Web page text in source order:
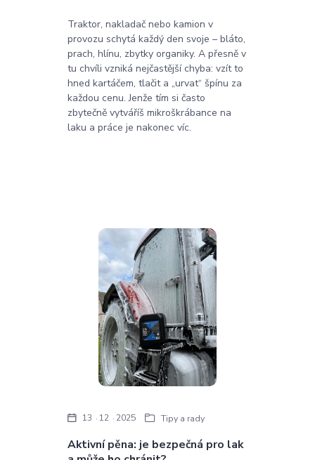
Traktor, nakladač nebo kamion v
provozu schytá každý den svoje – bláto,
prach, hlínu, zbytky organiky. A přesně v
tu chvíli vzniká nejčastější chyba: vzít to
hned kartáčem, tlačit a „urvat“ špínu za
každou cenu. Jenže tím si často
zbytečně vytváříš mikroškrábance na
laku a práce je nakonec víc.
Aktivní pěna: je bezpečná pro lak
13 12 2025 Tipy a rady